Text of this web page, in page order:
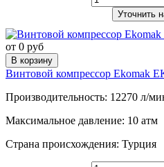
Уточнить
от 0 руб
В корзину
Винтовой компрессор Ekomak
Производительность: 12270 л/
Максимальное давление: 10 атм
Страна происхождения: Турция